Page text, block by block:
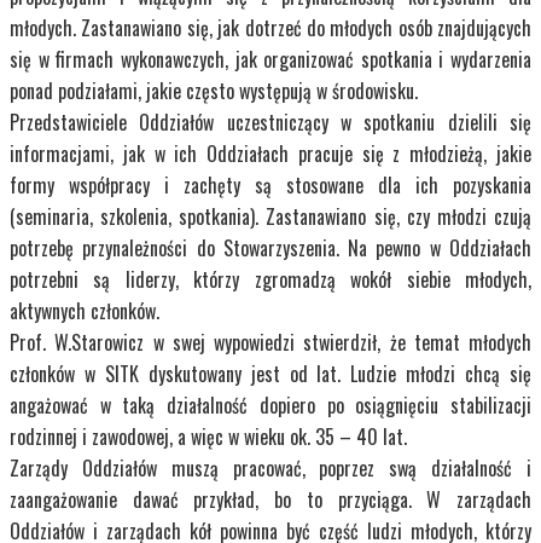
młodych. Zastanawiano się, jak dotrzeć do młodych osób znajdujących
się w firmach wykonawczych, jak organizować spotkania i wydarzenia
ponad podziałami, jakie często występują w środowisku.
Przedstawiciele Oddziałów uczestniczący w spotkaniu dzielili się
informacjami, jak w ich Oddziałach pracuje się z młodzieżą, jakie
formy współpracy i zachęty są stosowane dla ich pozyskania
(seminaria, szkolenia, spotkania). Zastanawiano się, czy młodzi czują
potrzebę przynależności do Stowarzyszenia. Na pewno w Oddziałach
potrzebni są liderzy, którzy zgromadzą wokół siebie młodych,
aktywnych członków.
Prof. W.Starowicz w swej wypowiedzi stwierdził, że temat młodych
członków w SITK dyskutowany jest od lat. Ludzie młodzi chcą się
angażować w taką działalność dopiero po osiągnięciu stabilizacji
rodzinnej i zawodowej, a więc w wieku ok. 35 – 40 lat.
Zarządy Oddziałów muszą pracować, poprzez swą działalność i
zaangażowanie dawać przykład, bo to przyciąga. W zarządach
Oddziałów i zarządach kół powinna być część ludzi młodych, którzy